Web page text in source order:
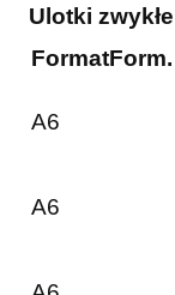
Ulotki zwykłe
FormatForm.
A6
A6